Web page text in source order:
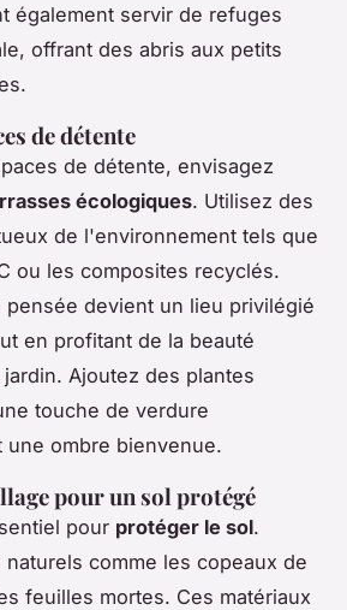
également servir de refuges
offrant des abris aux petits
de détente
de détente, envisagez
écologiques. Utilisez des
de l'environnement tels que
ou les composites recyclés.
pensée devient un lieu privilégié
en profitant de la beauté
Ajoutez des plantes
touche de verdure
une ombre bienvenue.
pour un sol protégé
pour protéger le sol.
comme les copeaux de
feuilles mortes. Ces matériaux